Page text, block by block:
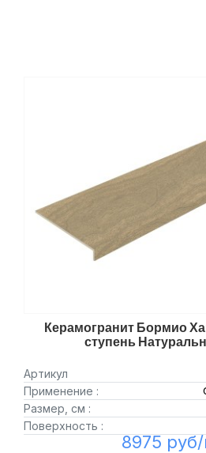
Керамогранит Бормио
ступень
Артикул
Применение :
Размер, см :
Поверхность :
8975